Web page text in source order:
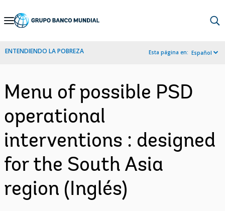
Skip
Navigation
ENTENDIENDO LA POBREZA Esta página en: Español
Menu of possible PSD
operational
interventions : designed
for the South Asia
region (Inglés)